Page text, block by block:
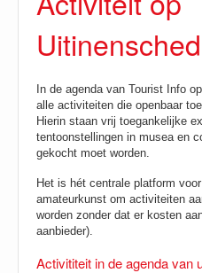
In de agenda van Tourist Info op
alle activiteiten die openbaar
Hierin staan vrij toegankelijke
tentoonstellingen in musea en
gekocht moet worden.
Het is hét centrale platform
amateurkunst om activiteiten
worden zonder dat er kosten
aanbieder).
Activititeit in de agenda van